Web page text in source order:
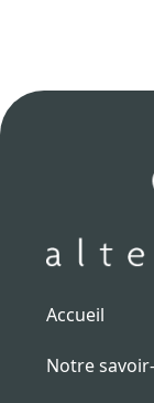
Accueil
Notre